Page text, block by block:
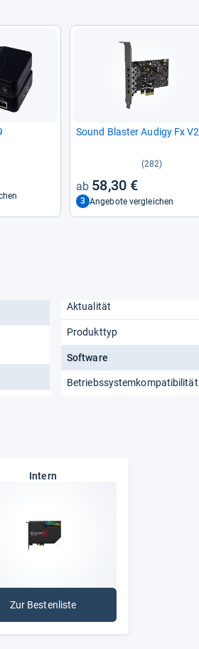
Sound Blas­ter Audigy Fx V2
(282)
58,30 €
3 Angebote vergleichen
Aktualität
Produkttyp
Software
Betriebssystemkompatibilität
Intern
Zur Bestenliste
: Intern